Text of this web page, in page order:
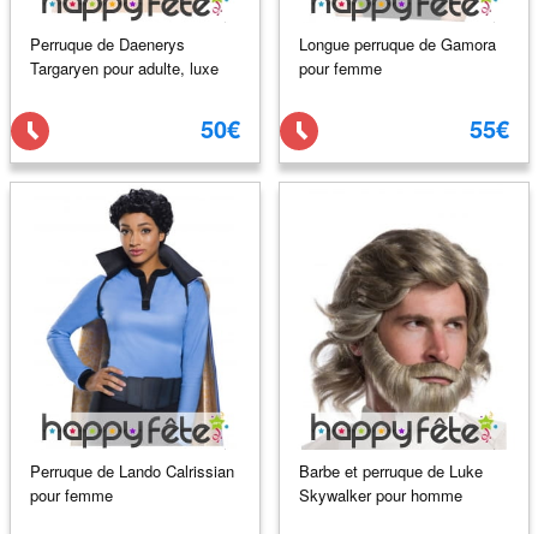
Perruque de Daenerys
Targaryen pour adulte, luxe
50€
Longue perruque de Gamora
pour femme
55€
Perruque de Lando Calrissian
pour femme
Barbe et perruque de Luke
Skywalker pour homme